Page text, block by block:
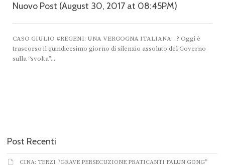
Nuovo Post (August 30, 2017 at 08:45PM)
CASO GIULIO #REGENI: UNA VERGOGNA ITALIANA…? Oggi è
trascorso il quindicesimo giorno di silenzio assoluto del Governo
‎sulla “svolta”...
Post Recenti
CINA: TERZI “GRAVE PERSECUZIONE PRATICANTI FALUN GONG”